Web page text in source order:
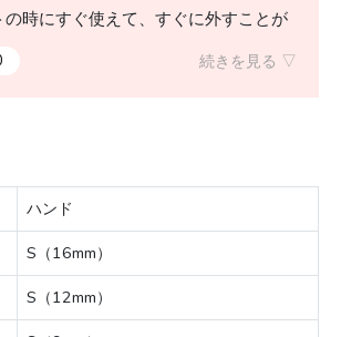
時にすぐ使えて、すぐに外すことが
だけでも楽しかったです。続きを見る ▽
ハンド
S（16mm）
S（12mm）